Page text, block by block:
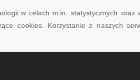
w celach m.in. statystycznych oraz
cookies. Korzystanie z naszych